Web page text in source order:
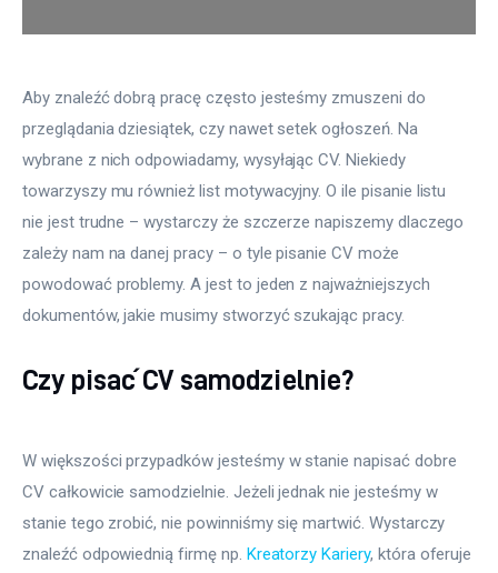
Więcej
Aby znaleźć dobrą pracę często jesteśmy zmuszeni do
przeglądania dziesiątek, czy nawet setek ogłoszeń. Na
wybrane z nich odpowiadamy, wysyłając CV. Niekiedy
towarzyszy mu również list motywacyjny. O ile pisanie listu
nie jest trudne – wystarczy że szczerze napiszemy dlaczego
zależy nam na danej pracy – o tyle pisanie CV może
powodować problemy. A jest to jeden z najważniejszych
dokumentów, jakie musimy stworzyć szukając pracy.
Czy pisać CV samodzielnie?
W większości przypadków jesteśmy w stanie napisać dobre
CV całkowicie samodzielnie. Jeżeli jednak nie jesteśmy w
stanie tego zrobić, nie powinniśmy się martwić. Wystarczy
znaleźć odpowiednią firmę np. Kreatorzy Kariery, która oferuje